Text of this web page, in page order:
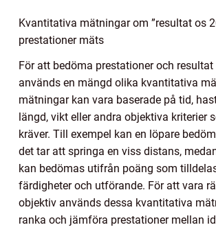
Kvantitativa mätningar om ”resultat os
prestationer mäts
För att bedöma prestationer och resultat
används en mängd olika kvantitativa
mätningar kan vara baserade på tid,
längd, vikt eller andra objektiva kriterier
kräver. Till exempel kan en löpare
det tar att springa en viss distans,
kan bedömas utifrån poäng som
färdigheter och utförande. För att vara
objektiv används dessa kvantitativa
ranka och jämföra prestationer mellan